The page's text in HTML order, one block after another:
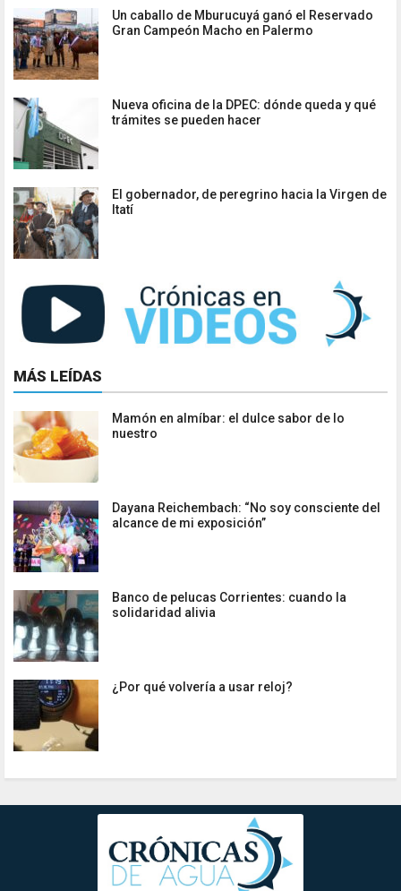
Un caballo de Mburucuyá ganó el Reservado
Gran Campeón Macho en Palermo
Nueva oficina de la DPEC: dónde queda y qué
trámites se pueden hacer
El gobernador, de peregrino hacia la Virgen de
Itatí
MÁS LEÍDAS
Mamón en almíbar: el dulce sabor de lo
nuestro
Dayana Reichembach: “No soy consciente del
alcance de mi exposición”
Banco de pelucas Corrientes: cuando la
solidaridad alivia
¿Por qué volvería a usar reloj?